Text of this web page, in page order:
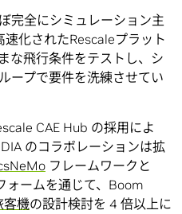
完全にシミュレーション主
化されたRescaleプラット
な飛行条件をテストし、シ
ープで要件を洗練させてい
CAE Hub の採用によ
のコラボレーションは拡
フレームワークと
ォームを通じて、Boom
客機の設計検討を 4 倍以上に